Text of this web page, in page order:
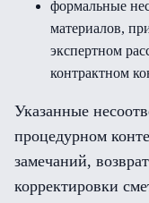
формальные
материалов,
экспертном
контрактном
Указанные
процедурном
замечаний,
корректировки